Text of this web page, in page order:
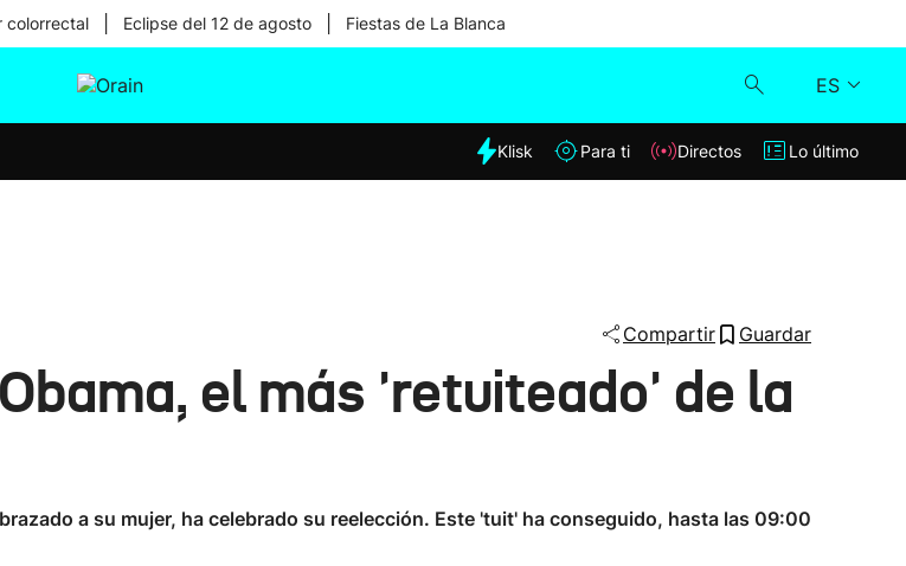
colorrectal Eclipse del 12 de agosto Fiestas de La Blanca
ES
Klisk
Lo último
Klisk Para ti Directos Lo último
Compartir Guardar
el más 'retuiteado' de la
a su mujer, ha celebrado su reelección. Este 'tuit' ha conseguido, hasta las 09:00